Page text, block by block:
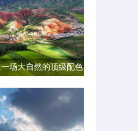
场大自然的顶级配色